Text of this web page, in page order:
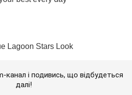
канал і подивись, що відбудеться
далі!